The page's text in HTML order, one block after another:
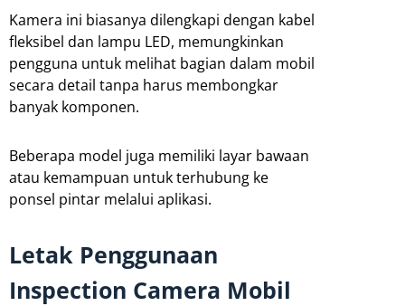
Kamera ini biasanya dilengkapi dengan kabel
fleksibel dan lampu LED, memungkinkan
pengguna untuk melihat bagian dalam mobil
secara detail tanpa harus membongkar
banyak komponen.
Beberapa model juga memiliki layar bawaan
atau kemampuan untuk terhubung ke
ponsel pintar melalui aplikasi.
Letak Penggunaan
Inspection Camera Mobil